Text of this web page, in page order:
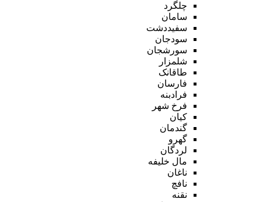
چلگرد
سامان
سفیددشت
سودجان
سورشجان
شلمزار
طاقانک
فارسان
فرادبنه
فرخ شهر
کیان
گندمان
گهرو
لردگان
مال خلیفه
ناغان
نافچ
نقنه